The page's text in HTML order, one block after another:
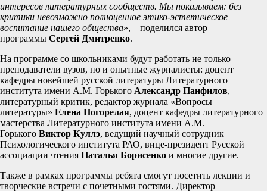
интересов литературных сообществ. Мы показываем: без
критики невозможно полноценное этико-эстетическое
воспитание нашего общества», – поделился автор
программы Сергей Дмитренко.
На программе со школьниками будут работать не только
преподаватели вузов, но и опытные журналисты: доцент
кафедры новейшей русской литературы Литературного
института имени А.М. Горького Александр Панфилов,
литературный критик, редактор журнала «Вопросы
литературы» Елена Погорелая, доцент кафедры литературного
мастерства Литературного института имени А.М.
Горького Виктор Куллэ, ведущий научный сотрудник
Психологического института РАО, вице-президент Русской
ассоциации чтения Наталья Борисенко и многие другие.
Также в рамках программы ребята смогут посетить лекции и
творческие встречи с почетными гостями. Директор